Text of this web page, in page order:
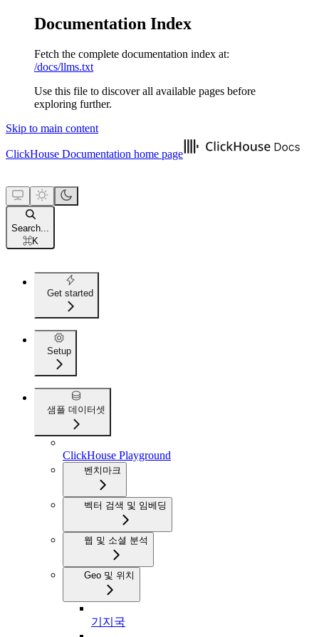
Documentation Index
Fetch the complete documentation index at:
/docs/llms.txt
Use this file to discover all available pages before
exploring further.
Skip to main content
ClickHouse Documentation home page
Search...
⌘K
Get started
Setup
샘플 데이터셋
ClickHouse Playground
벤치마크
벡터 검색 및 임베딩
웹 및 소셜 분석
Geo 및 위치
기지국